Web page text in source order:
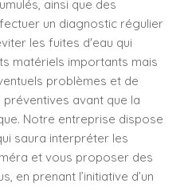
ainsi que des
un diagnostic régulier
les fuites d'eau qui
matériels importants mais
problèmes et de
avant que la
Notre entreprise dispose
saura interpréter les
et vous proposer des
en prenant l’initiative d’un